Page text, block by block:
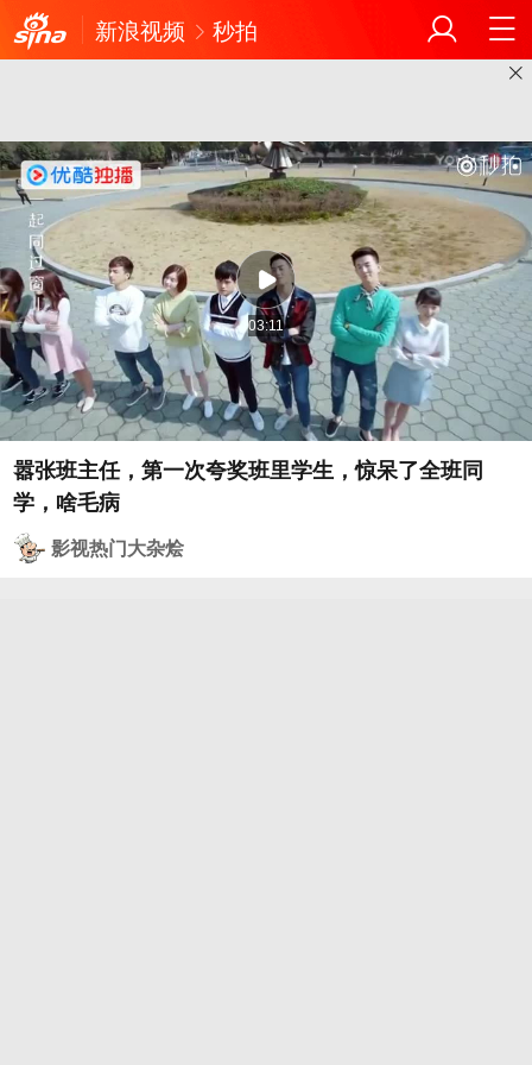
新浪视频 秒拍
03:11
嚣张班主任，第一次夸奖班里学生，惊呆了全班同
学，啥毛病
影视热门大杂烩